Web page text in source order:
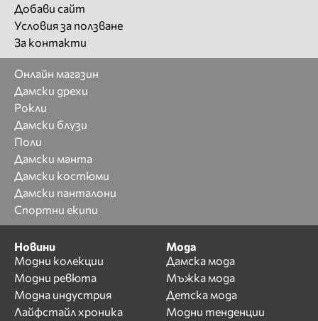
Добави сайт
Условия за ползване
За контакти
Онлайн магазин
Дамски дрехи
Рокли
Дамски блузи
Поли
Дамски манта
Дамски костюми
Дамски панталони
Спортни екипи
Новини
Модни колекции
Модни ревюта
Модна индустрия
Лайфстайл хроника
Мода
Дамска мода
Мъжка мода
Детска мода
Модни тенденции